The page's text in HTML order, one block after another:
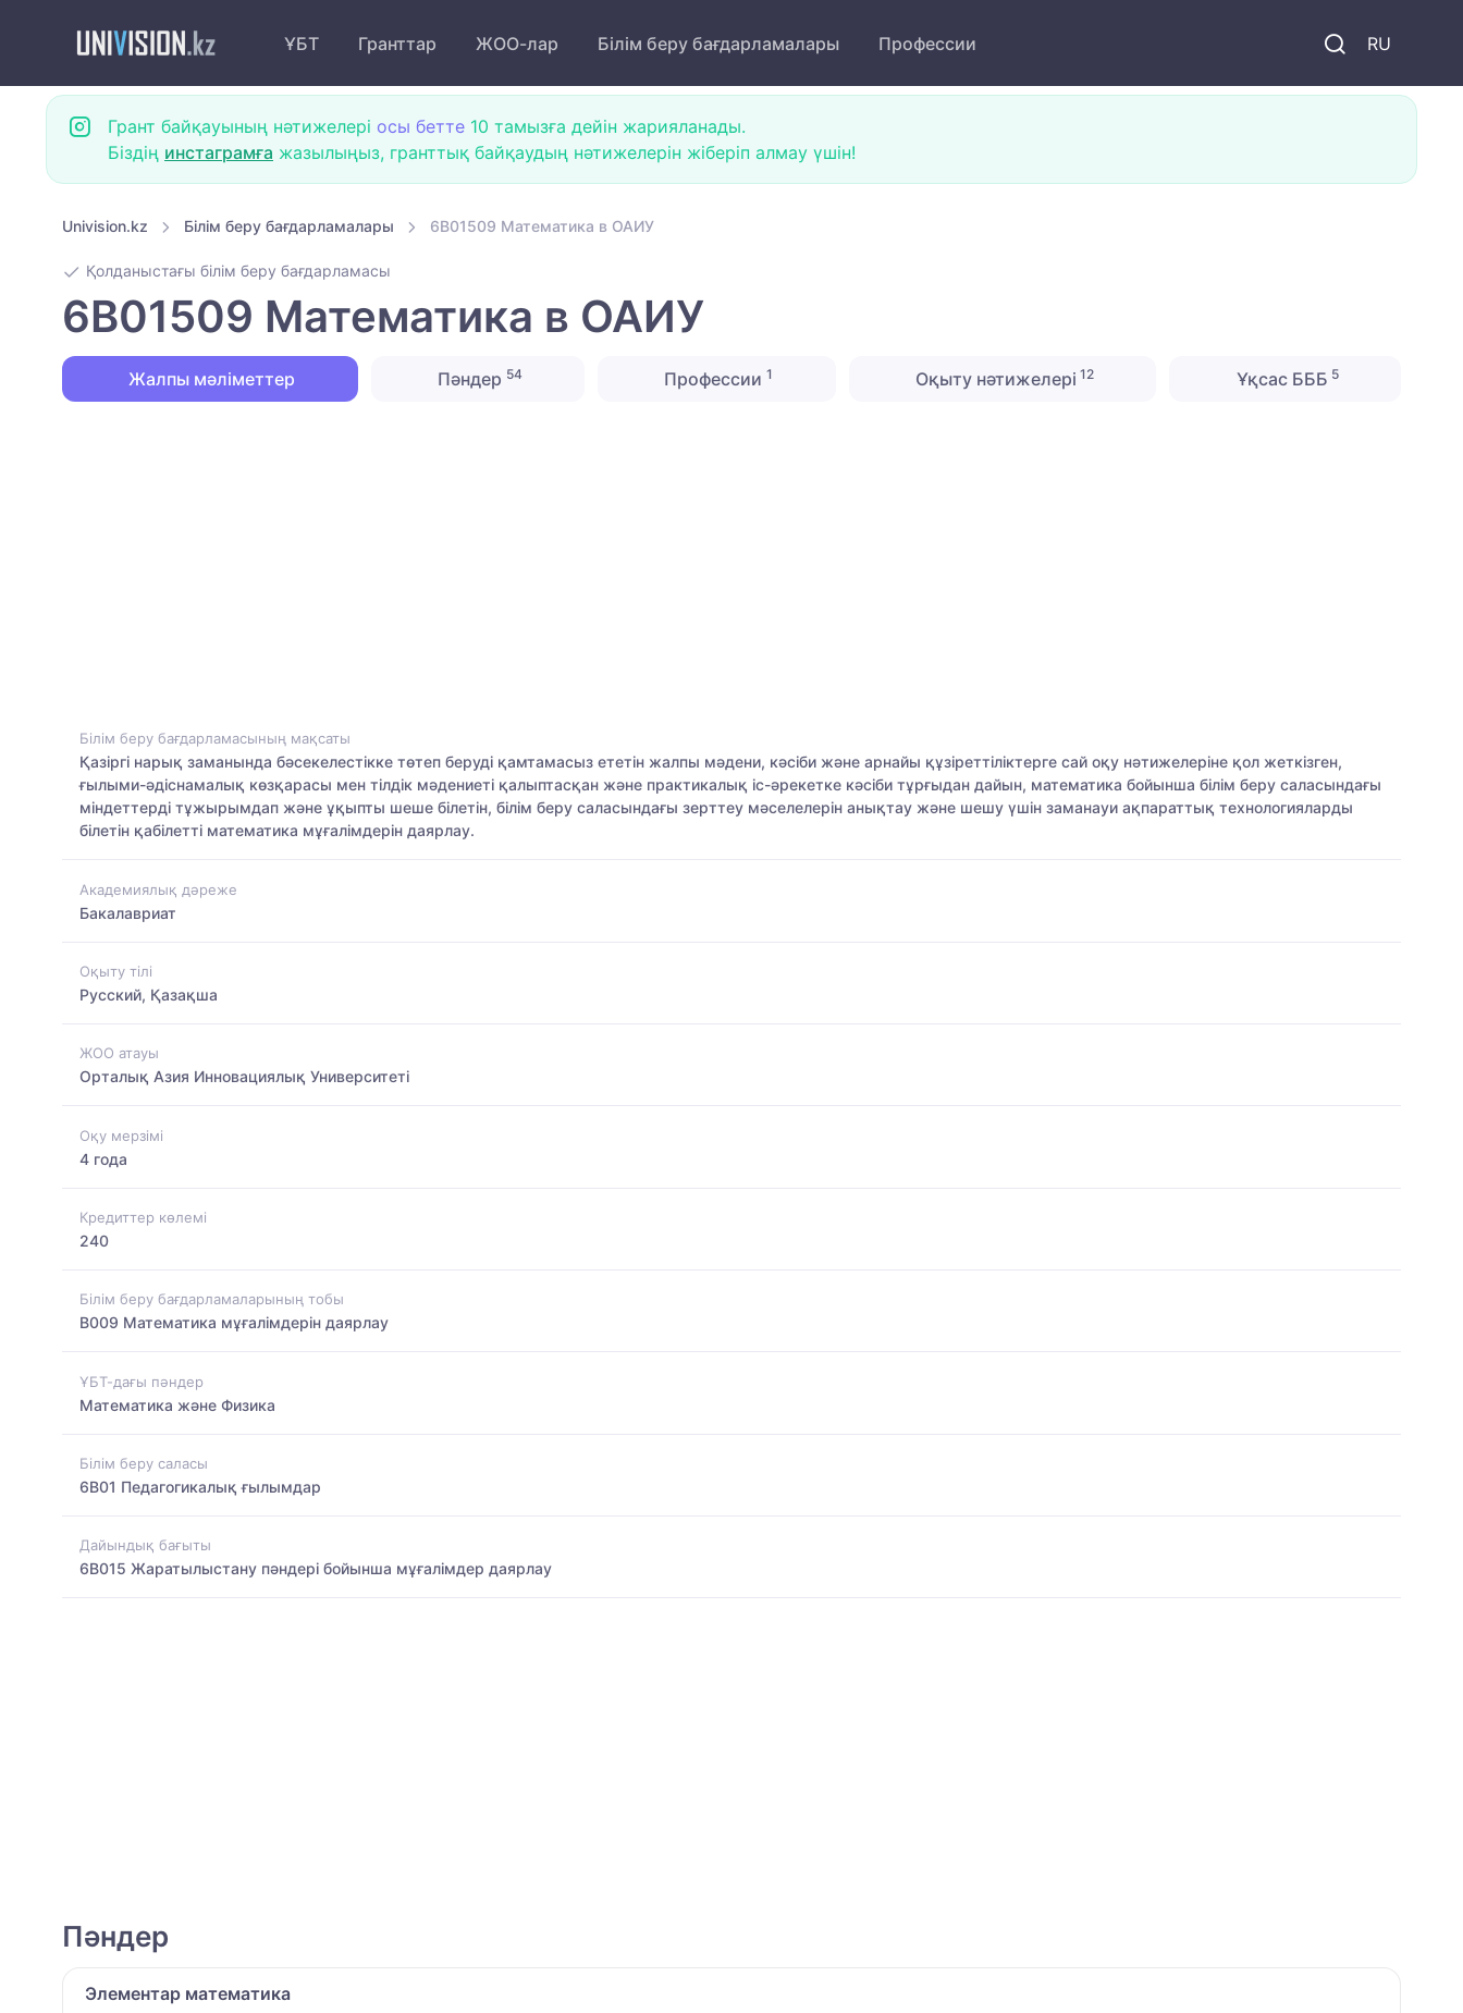
RU
ҰБТ Гранттар ЖОО-лар Білім беру бағдарламалары Профессии
Грант байқауының нәтижелері осы бетте 10 тамызға дейін жарияланады.
Біздің инстаграмға жазылыңыз, гранттық байқаудың нәтижелерін жіберіп алмау үшін!
Univision.kz Білім беру бағдарламалары 6B01509 Математика в ОАИУ
Қолданыстағы білім беру бағдарламасы
6B01509 Математика в ОАИУ
Жалпы мәліметтер Пәндер 54 Профессии1 Оқыту нәтижелері 12 Ұқсас БББ 5
Білім беру бағдарламасының мақсаты
Қазіргі нарық заманында бәсекелестікке төтеп беруді қамтамасыз ететін жалпы мәдени, кәсіби және арнайы құзіреттіліктерге сай оқу нәтижелеріне қол жеткізген,
ғылыми-әдіснамалық көзқарасы мен тілдік мәдениеті қалыптасқан және практикалық іс-әрекетке кәсіби тұрғыдан дайын, математика бойынша білім беру саласындағы
міндеттерді тұжырымдап және ұқыпты шеше білетін, білім беру саласындағы зерттеу мәселелерін анықтау және шешу үшін заманауи ақпараттық технологияларды
білетін қабілетті математика мұғалімдерін даярлау.
Академиялық дәреже
Бакалавриат
Оқыту тілі
Русский, Қазақша
ЖОО атауы
Орталық Азия Инновациялық Университеті
Оқу мерзімі
4 года
Кредиттер көлемі
240
Білім беру бағдарламаларының тобы
B009 Математика мұғалімдерін даярлау
ҰБТ-дағы пәндер
Математика және Физика
Білім беру саласы
6B01 Педагогикалық ғылымдар
Дайындық бағыты
6B015 Жаратылыстану пәндері бойынша мұғалімдер даярлау
Пәндер
Элементар математика